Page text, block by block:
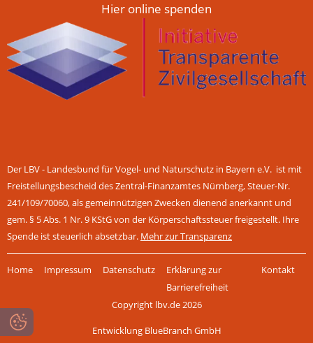
Hier online spenden
Der LBV - Landesbund für Vogel- und Naturschutz in Bayern e.V. ist mit
Freistellungsbescheid des Zentral-Finanzamtes Nürnberg, Steuer-Nr.
241/109/70060, als gemeinnützigen Zwecken dienend anerkannt und
gem. § 5 Abs. 1 Nr. 9 KStG von der Körperschaftssteuer freigestellt. Ihre
Spende ist steuerlich absetzbar. Mehr zur Transparenz
überspringen
Home Impressum Datenschutz
Erklärung zur
Barrierefreiheit
Kontakt
Copyright lbv.de 2026
Entwicklung BlueBranch GmbH